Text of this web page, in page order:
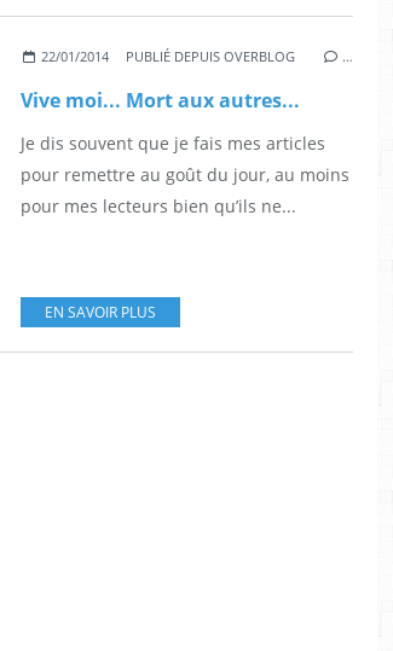
22/01/2014 PUBLIÉ DEPUIS OVERBLOG …
Vive moi... Mort aux autres...
Je dis souvent que je fais mes articles
pour remettre au goût du jour, au moins
pour mes lecteurs bien qu’ils ne...
EN SAVOIR PLUS